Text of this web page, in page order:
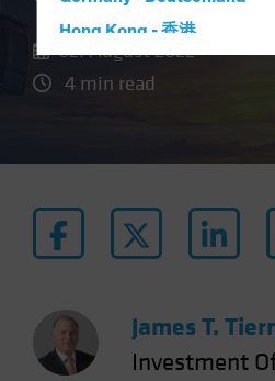
Hong Kong - 香港
Hungary
Japan - 日本
Luxembourg and Other
Norway
Other Asia-Pacific
02. August 2022
4 min read
James T.
Investment